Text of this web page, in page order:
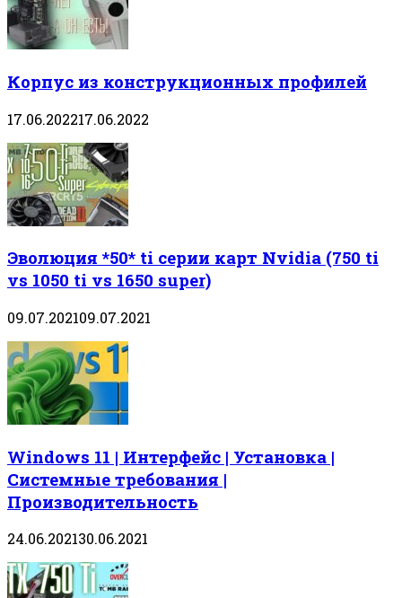
Корпус из конструкционных профилей
17.06.202217.06.2022
Эволюция *50* ti серии карт Nvidia (750 ti
vs 1050 ti vs 1650 super)
09.07.202109.07.2021
Windows 11 | Интерфейс | Установка |
Системные требования |
Производительность
24.06.202130.06.2021